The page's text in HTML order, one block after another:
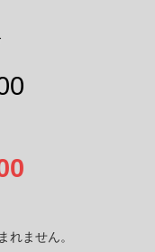
れません。